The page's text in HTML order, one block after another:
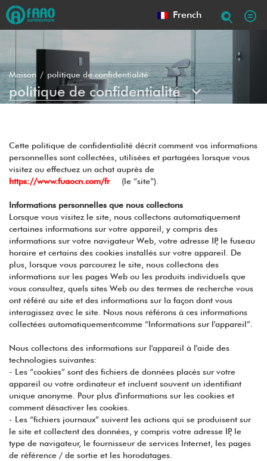
French
Maison politique de confidentialité
politique de confidentialité
Cette politique de confidentialité décrit comment vos informations
personnelles sont collectées, utilisées et partagées lorsque vous
visitez ou effectuez un achat auprès de
https://www.fuaocn.com/fr
(le “site”).
Informations personnelles que nous collectons
Lorsque vous visitez le site, nous collectons automatiquement
certaines informations sur votre appareil, y compris des
informations sur votre navigateur Web, votre adresse IP, le fuseau
horaire et certains des cookies installés sur votre appareil. De
plus, lorsque vous parcourez le site, nous collectons des
informations sur les pages Web ou les produits individuels que
vous consultez, quels sites Web ou des termes de recherche vous
ont référé au site et des informations sur la façon dont vous
interagissez avec le site. Nous nous référons à ces informations
collectées automatiquementcomme “Informations sur l'appareil”.
Nous collectons des informations sur l'appareil à l'aide des
technologies suivantes:
- Les “cookies” sont des fichiers de données placés sur votre
appareil ou votre ordinateur et incluent souvent un identifiant
unique anonyme. Pour plus d'informations sur les cookies et
comment désactiver les cookies.
- Les “fichiers journaux” suivent les actions qui se produisent sur
le site et collectent des données, y compris votre adresse IP, le
type de navigateur, le fournisseur de services Internet, les pages
de référence / de sortie et les horodatages.